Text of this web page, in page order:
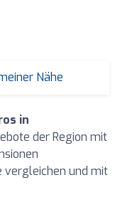
Nähe
in
der Region mit
vergleichen und mit